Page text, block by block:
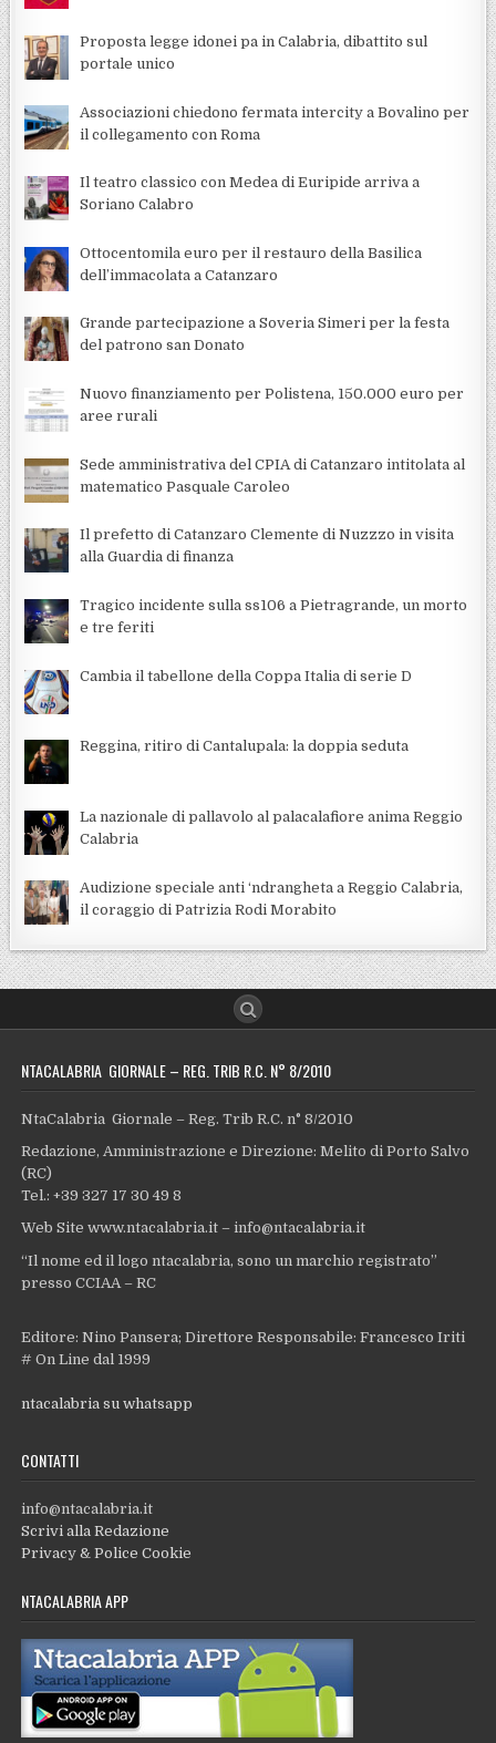
Proposta legge idonei pa in Calabria, dibattito sul
portale unico
Associazioni chiedono fermata intercity a Bovalino per
il collegamento con Roma
Il teatro classico con Medea di Euripide arriva a
Soriano Calabro
Ottocentomila euro per il restauro della Basilica
dell’immacolata a Catanzaro
Grande partecipazione a Soveria Simeri per la festa
del patrono san Donato
Nuovo finanziamento per Polistena, 150.000 euro per
aree rurali
Sede amministrativa del CPIA di Catanzaro intitolata al
matematico Pasquale Caroleo
Il prefetto di Catanzaro Clemente di Nuzzzo in visita
alla Guardia di finanza
Tragico incidente sulla ss106 a Pietragrande, un morto
e tre feriti
Cambia il tabellone della Coppa Italia di serie D
Reggina, ritiro di Cantalupala: la doppia seduta
La nazionale di pallavolo al palacalafiore anima Reggio
Calabria
Audizione speciale anti ‘ndrangheta a Reggio Calabria,
il coraggio di Patrizia Rodi Morabito
NTACALABRIA GIORNALE – REG. TRIB R.C. N° 8/2010
NtaCalabria Giornale – Reg. Trib R.C. n° 8/2010
Redazione, Amministrazione e Direzione: Melito di Porto Salvo
(RC)
Tel.: +39 327 17 30 49 8
Web Site www.ntacalabria.it – info@ntacalabria.it
“Il nome ed il logo ntacalabria, sono un marchio registrato”
presso CCIAA – RC
Editore: Nino Pansera; Direttore Responsabile: Francesco Iriti
# On Line dal 1999
ntacalabria su whatsapp
CONTATTI
info@ntacalabria.it
Scrivi alla Redazione
Privacy & Police Cookie
NTACALABRIA APP